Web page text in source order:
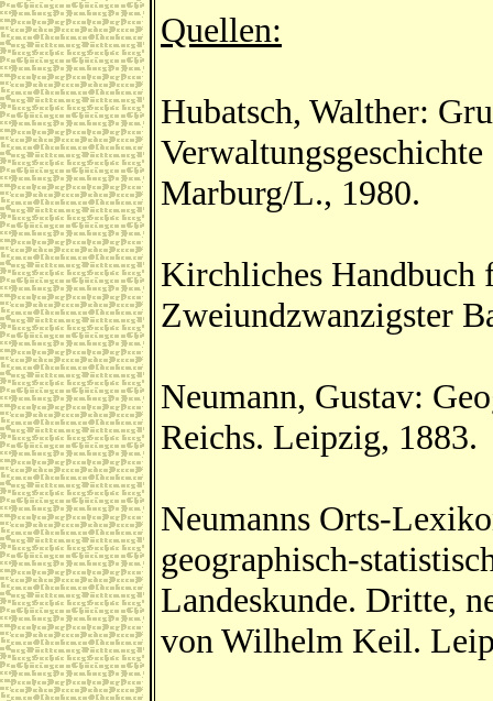
Quellen:
Hubatsch, Walther:
Marburg/L., 1980.
Kirchliches Handbuch
Zweiundzwanzigster
Neumann, Gustav:
Reichs. Leipzig, 1883.
Neumanns Orts-
geographisch-
Landeskunde. Dritte,
von Wilhelm Keil.